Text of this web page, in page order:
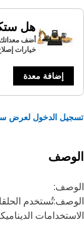
هل
أضف معداتك
خيارات إصلاح
إضافة معدة
الدخول لعرض سعر
الديناميكية.